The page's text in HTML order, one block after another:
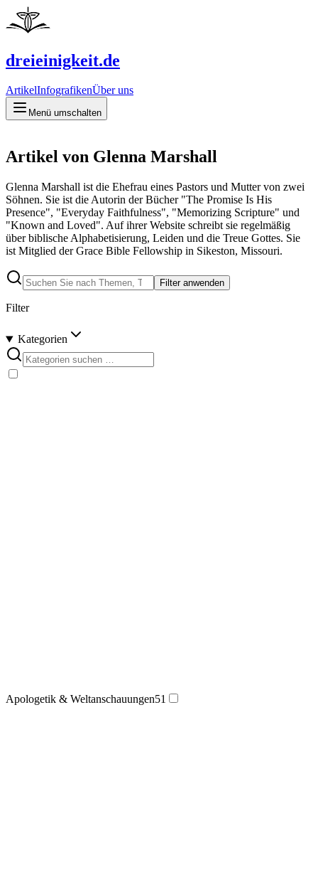
dreieinigkeit.de
ArtikelInfografikenÜber uns
Menü umschalten
Artikel von Glenna Marshall
Glenna Marshall ist die Ehefrau eines Pastors und Mutter von zwei
Söhnen. Sie ist die Autorin der Bücher "The Promise Is His
Presence", "Everyday Faithfulness", "Memorizing Scripture" und
"Known and Loved". Auf ihrer Website schreibt sie regelmäßig
über biblische Alphabetisierung, Leiden und die Treue Gottes. Sie
ist Mitglied der Grace Bible Fellowship in Sikeston, Missouri.
Filter anwenden
Filter
Kategorien
Apologetik & Weltanschauungen51